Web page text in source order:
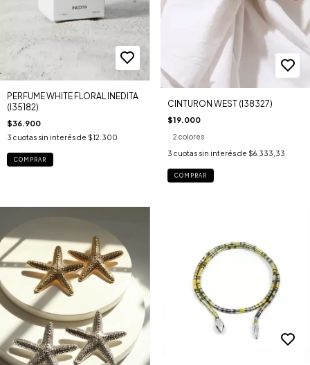
PERFUME WHITE FLORAL INEDITA
(I35182)
$36.900
3 cuotas sin interés de $12.300
CINTURON WEST (I38327)
$19.000
2 colores
3 cuotas sin interés de $6.333,33
COMPRAR